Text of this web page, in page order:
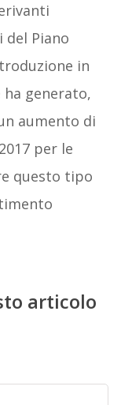
del Piano
in
ha generato,
aumento di
per le
questo tipo
articolo